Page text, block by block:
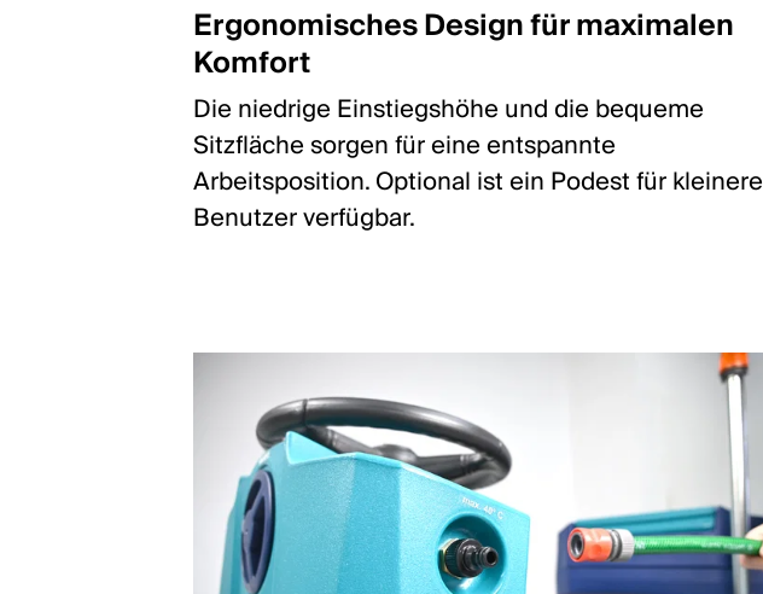
Ergonomisches Design für maximalen
Komfort
Die niedrige Einstiegshöhe und die bequeme
Sitzfläche sorgen für eine entspannte
Arbeitsposition. Optional ist ein Podest für kleinere
Benutzer verfügbar.